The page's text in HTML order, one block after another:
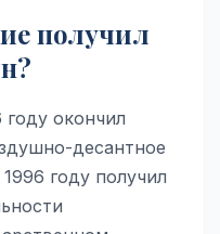
получил
окончил
десантное
году получил